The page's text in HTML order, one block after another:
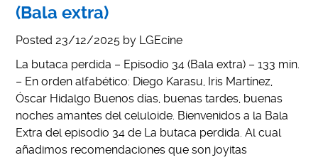
(Bala extra)
Posted 23/12/2025 by LGEcine
La butaca perdida – Episodio 34 (Bala extra) – 133 min.
– En orden alfabético: Diego Karasu, Iris Martínez,
Óscar Hidalgo Buenos días, buenas tardes, buenas
noches amantes del celuloide. Bienvenidos a la Bala
Extra del episodio 34 de La butaca perdida. Al cual
añadimos recomendaciones que son joyitas